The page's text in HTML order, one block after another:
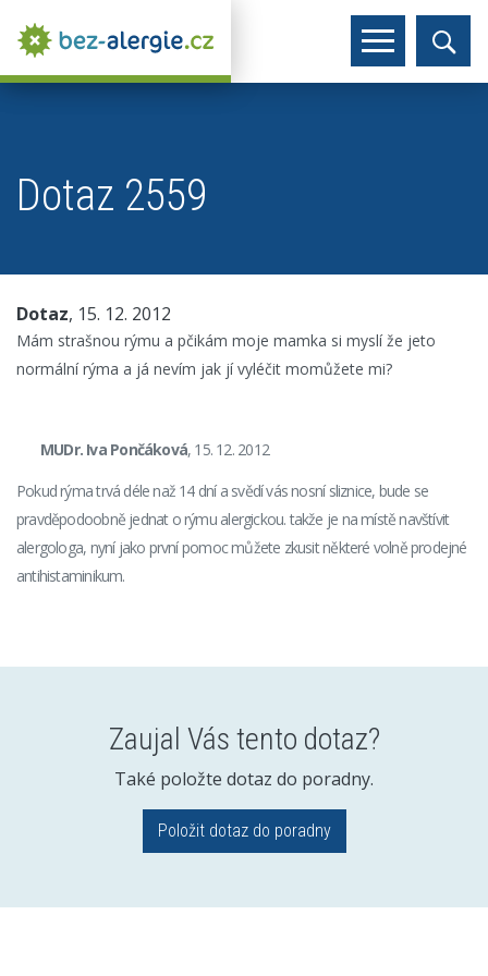
Dotaz 2559
Dotaz, 15. 12. 2012
Mám strašnou rýmu a pčikám moje mamka si myslí že jeto
normální rýma a já nevím jak jí vyléčit momůžete mi?
MUDr. Iva Pončáková, 15. 12. 2012
Pokud rýma trvá déle naž 14 dní a svědí vás nosní sliznice, bude se
pravděpodoobně jednat o rýmu alergickou. takže je na místě navštívit
alergologa, nyní jako první pomoc můžete zkusit některé volně prodejné
antihistaminikum.
Zaujal Vás tento dotaz?
Také položte dotaz do poradny.
Položit dotaz do poradny